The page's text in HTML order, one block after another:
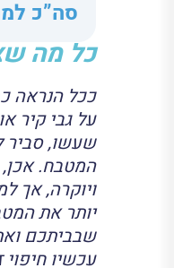
סה”כ
כל מה
ככל הנראה
על גבי קיר
שעשו, סביר
המטבח. אכן,
ויוקרה, אך
יותר את
שבביתכם
עכשיו